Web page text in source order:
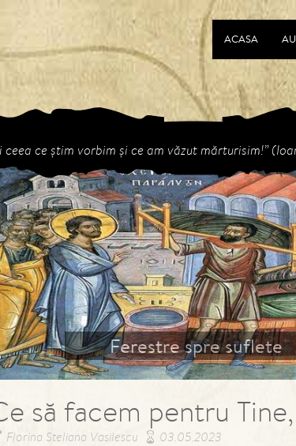
ACASA
ceea ce ştim vorbim şi ce am văzut mărturisim!”
Ferestre spre suflete
Previous
să facem pentru
Florina Steliana Vasilescu 03.05.2023